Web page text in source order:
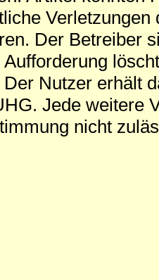
Der Betreiber
Nutzer erhält
Jede weitere
nicht